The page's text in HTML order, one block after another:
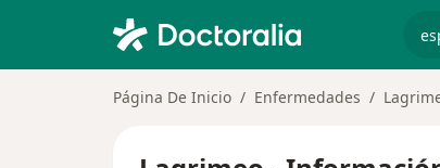
Página De Inicio Enfermedades